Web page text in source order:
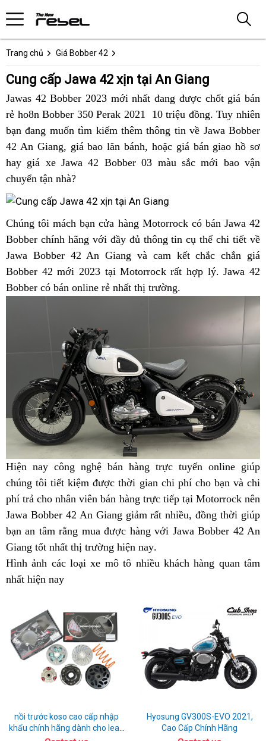
Trang chủ Giá Bobber 42
Cung cấp Jawa 42 xịn tại An Giang
Jawas 42 Bobber 2023 mới nhất đang được chốt giá bán
rẻ ho8n Bobber 350 Perak 2021 10 triệu đồng. độc
quyền
phân
phối
Tuy nhiên
bạn đang muốn tìm kiếm thêm thông tin về Jawa Bobber
42 An Giang, bình
luận
giá bao lăn bánh, thùng
xăng
nhiêu
Jawa
42
chất
An
Giang
hoặc giá bán giao hồ sơ
hay Jawa
42
giá
tốt
giá xe Jawa 42 Bobber 03 màu sắc mới bao vận
chuyển tận nhà?
xe
gian
Jawa
42
cực
chất
tại
Chúng tôi Jawa
42
cực
chất
tại
mách bạn cửa hàng Motorrock có bán Jawa 42
Bobber chính hãng với đầy đủ thông tin cụ thể chi tiết về
Jawa Bobber 42 An Giang và cam kết chắc chắn giá
Bobber 42 mới 2023 tại Motorrock rất hợp lý. Jawa 42
Bobber có bán online rẻ nhất thị trườngphân
.
Hiện nay thông
minh
công nghệ bán hàng trực tuyến Jawa
42
cực
chất
tại
Giang
online danh
sách
giúp
chúng tôi tiết kiệm đánh
giá
được thời gian hàng
đẵng
cấp
VIP
chi phí cho bạn mua
trả
góp
0
Jawa
vực
Giang
và chi
phí trả cho nhân viên bán hàng trực tiếpJawa
42
cực
tại
tại Motorrock
điểm
nên
Jawa Bobber 42 An Giang giảm rất nhiều, xe
gian
đồng thời giúp
bạn mua
trả
góp
0
Jawa
42
khu
vực
an tâm rằng mua được đã
qua
sử
hàng có
nên
mua
với Jawa Bobber 42 An
Giang tốt nhất thị trường hiện naysửa
chữa
ở
tốt
không
giá
vừa
.
Hình ảnh kết
luận
các loại xe mô tô xe
nhiều khách hàng quan tâm
nhất hiện nay
hiện
đại
bắt
mắt
nồi trước koso cao cấp nhập
khẩu chính hãng dành cho lead
125
Hyosung GV300S-EVO 2021,
Cao Cấp Chính Hãng